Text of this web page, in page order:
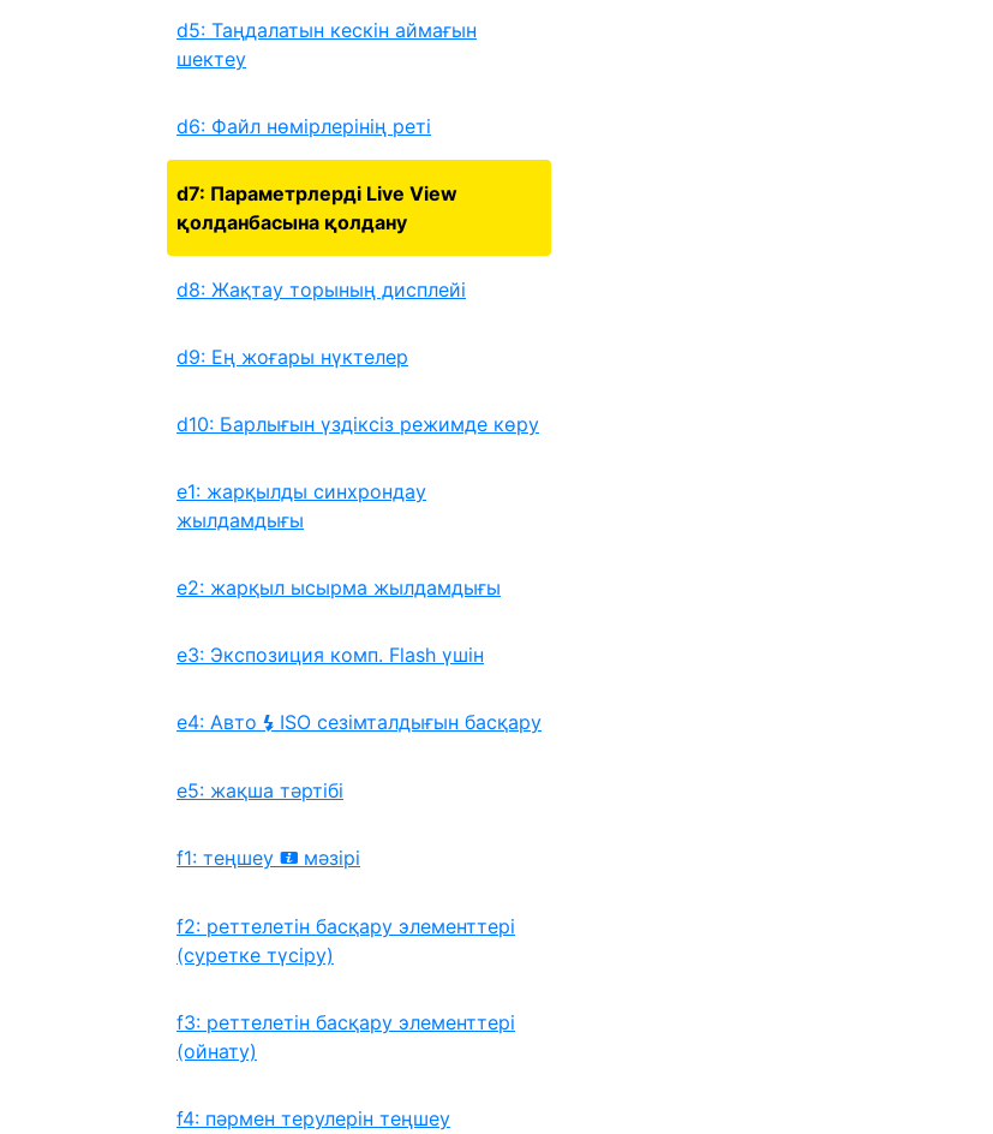
d5: Таңдалатын кескін аймағын
шектеу
d6: Файл нөмірлерінің реті
d7: Параметрлерді Live View
қолданбасына қолдану
d8: Жақтау торының дисплейі
d9: Ең жоғары нүктелер
d10: Барлығын үздіксіз режимде көру
e1: жарқылды синхрондау
жылдамдығы
e2: жарқыл ысырма жылдамдығы
e3: Экспозиция комп. Flash үшін
e4: Авто c ISO сезімталдығын басқару
e5: жақша тәртібі
f1: теңшеу i мәзірі
f2: реттелетін басқару элементтері
(суретке түсіру)
f3: реттелетін басқару элементтері
(ойнату)
f4: пәрмен терулерін теңшеу